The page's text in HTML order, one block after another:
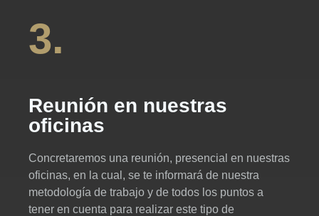
3.
Reunión en nuestras
oficinas
Concretaremos una reunión, presencial en nuestras
oficinas, en la cual, se te informará de nuestra
metodología de trabajo y de todos los puntos a
tener en cuenta para realizar este tipo de